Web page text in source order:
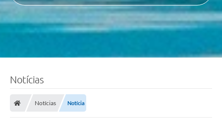
Notícias
Notícias Notícia